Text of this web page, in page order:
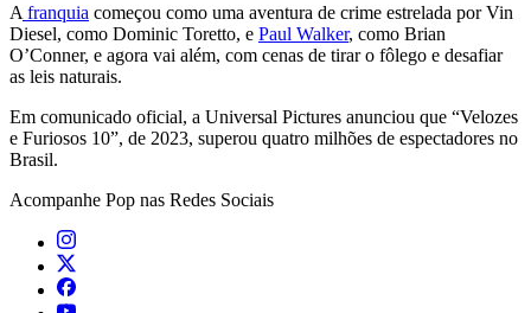
A franquia começou como uma aventura de crime estrelada por Vin
Diesel, como Dominic Toretto, e Paul Walker, como Brian
O’Conner, e agora vai além, com cenas de tirar o fôlego e desafiar
as leis naturais.
Em comunicado oficial, a Universal Pictures anunciou que “Velozes
e Furiosos 10”, de 2023, superou quatro milhões de espectadores no
Brasil.
Acompanhe Pop nas Redes Sociais